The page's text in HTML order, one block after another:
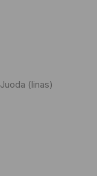
Juoda (linas)